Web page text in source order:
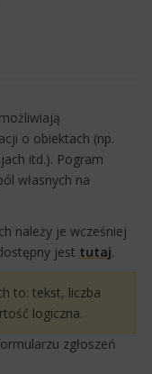
o obiektach (np.
itd.). Pogram
własnych na
należy je wcześniej
jest tutaj​.
to: tekst, liczba
logiczna.​
zgłoszeń